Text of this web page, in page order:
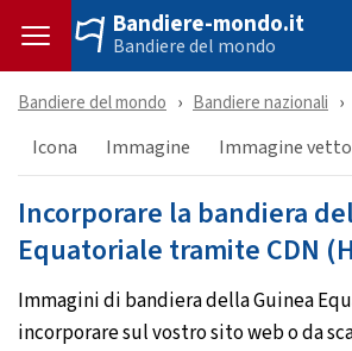
Bandiere-mondo.it
Bandiere del mondo
Bandiere del mondo Bandiere nazionali
Icona Immagine Immagine
Incorporare la bandiera
Equatoriale tramite CDN
Immagini di bandiera della Guinea
incorporare sul vostro sito web o da